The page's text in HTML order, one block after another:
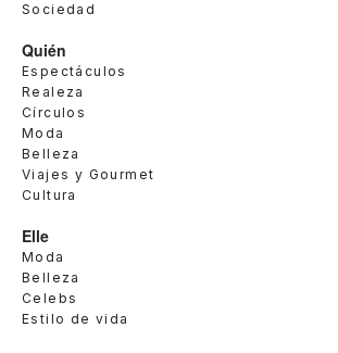
Sociedad
Quién
Espectáculos
Realeza
Círculos
Moda
Belleza
Viajes y Gourmet
Cultura
Elle
Moda
Belleza
Celebs
Estilo de vida